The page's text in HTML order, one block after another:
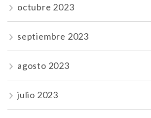
octubre 2023
septiembre 2023
agosto 2023
julio 2023